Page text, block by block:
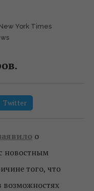
York Times
Twitter
о
новостным
того, что
возможностях